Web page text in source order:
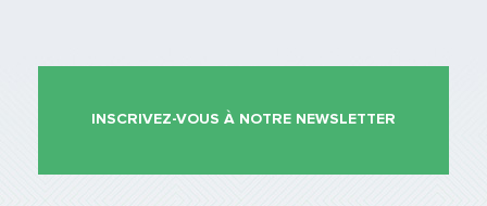
INSCRIVEZ-VOUS À NOTRE NEWSLETTER